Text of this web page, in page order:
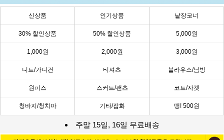
신상품 인기상품 낱장코너
30% 할인상품 50% 할인상품 5,000원
1,000원 2,000원 3,000원
니트/가디건 티셔츠 블라우스/남방
원피스 스커트/팬츠 코트/자켓
청바지/청치마 기타/잡화 땡! 500원
주말 15일, 16일 무료배송